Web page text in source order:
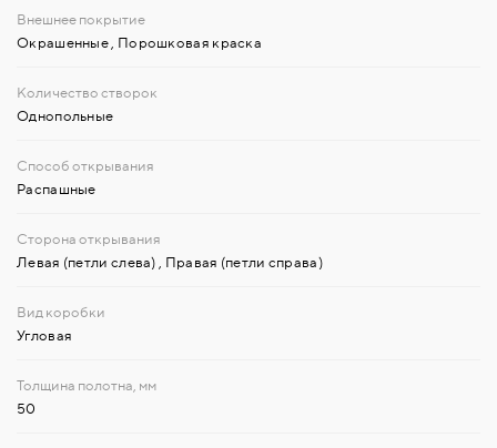
Окрашенные Порошковая краска
Однопольные
Распашные
Левая (петли слева) Правая (петли справа)
Угловая
50